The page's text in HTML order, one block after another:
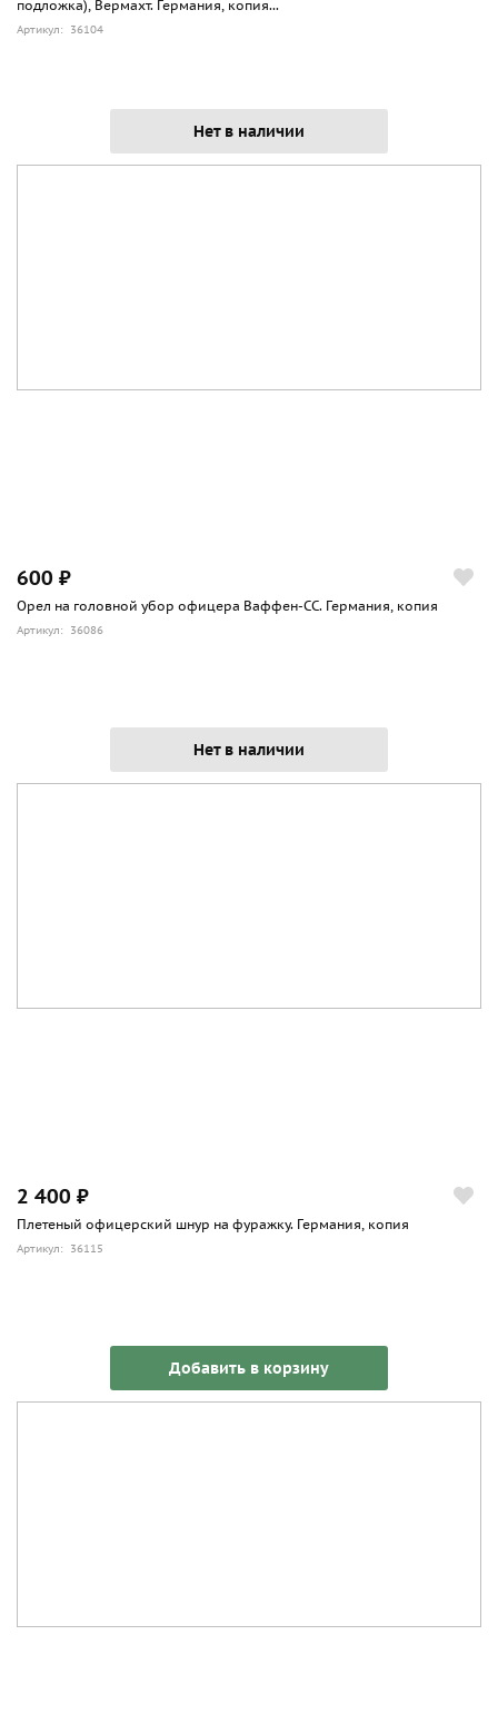
подложка), Вермахт. Германия, копия...
Артикул: 36104
Нет в наличии
600 ₽
Орел на головной убор офицера Ваффен-СС. Германия, копия
Артикул: 36086
Нет в наличии
2 400 ₽
Плетеный офицерский шнур на фуражку. Германия, копия
Артикул: 36115
Добавить в корзину